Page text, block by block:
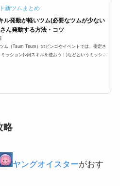
新ツムまとめ
ル発動が軽いツム(必要なツムが少ない
ん発動する方法・コツ
ム（Tsum Tsum）のビンゴやイベントでは、指定さ
ッション(○回スキルを使おう！)などというミッショ
略
ヤングオイスターがおす